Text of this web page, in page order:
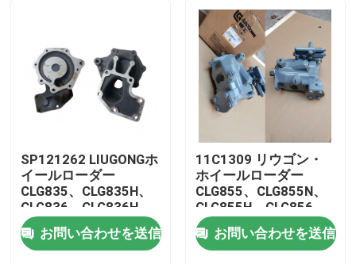
ビデオ
工場旅行
品質管理
CLG870H、CLG888、
CLG890H用のトランス
ミッション制御ユニッ
SP121262 LIUGONGホ
イールローダー
CLG835、CLG835H、
CLG836、CLG836H、
ZL30E、CLG855、
CLG862H、CLG870H
のための中間フレンズ
お問い合わせを送信
11C1309 リウゴン・
ホイールローダー
CLG855、CLG855N、
CLG855H、CLG856、
CLG850H、CLG860H
用の冷却ポンプアシ
お問い合わせを送信